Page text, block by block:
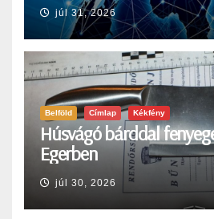
júl 31, 2026
Belföld Címlap Kékfény
Húsvágó bárddal
Egerben
júl 30, 2026